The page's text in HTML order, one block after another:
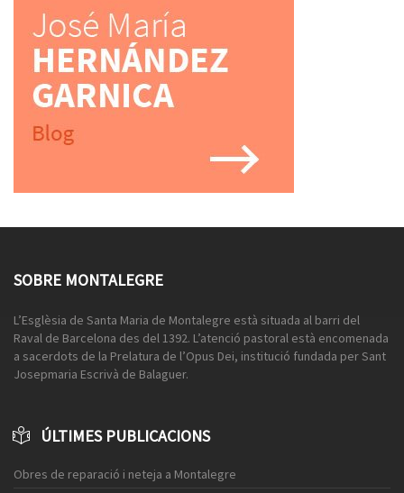
SOBRE MONTALEGRE
L’Esglèsia de Santa Maria de Montalegre està situada al barri del
Raval de Barcelona des del 1392. L’atenció pastoral està encomenada
a sacerdots de la Prelatura de l’Opus Dei, institució fundada per Sant
Josepmaria Escrivà de Balaguer.
ÚLTIMES PUBLICACIONS
Obres de reparació i neteja a Montalegre